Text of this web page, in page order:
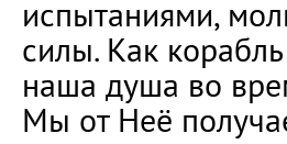
испытаниями,
силы. Как
наша душа во
Мы от Неё